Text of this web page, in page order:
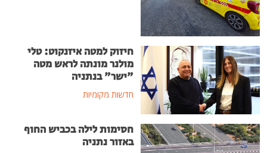
חיזוק למטה איזנקוט: טלי
מולנר מונתה לראש מטה
"ישר" בנתניה
חדשות מקומיות
חסימות לילה בכביש החוף
באזור נתניה